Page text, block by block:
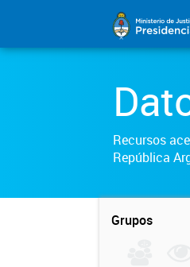
Recursos
República
Grupos